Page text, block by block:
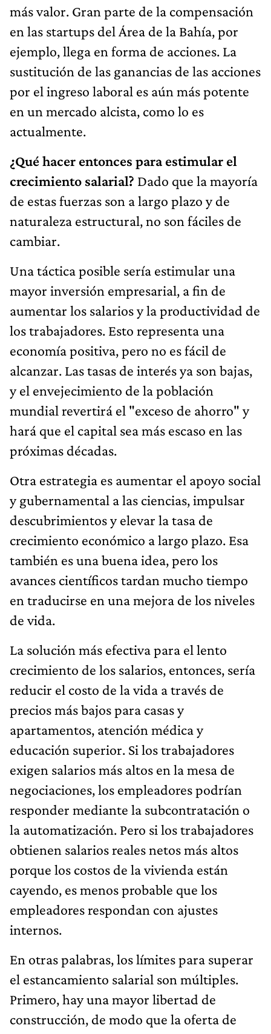
más valor. Gran parte de la compensación
en las startups del Área de la Bahía, por
ejemplo, llega en forma de acciones. La
sustitución de las ganancias de las acciones
por el ingreso laboral es aún más potente
en un mercado alcista, como lo es
actualmente.
¿Qué hacer entonces para estimular el
crecimiento salarial? Dado que la mayoría
de estas fuerzas son a largo plazo y de
naturaleza estructural, no son fáciles de
cambiar.
Una táctica posible sería estimular una
mayor inversión empresarial, a fin de
aumentar los salarios y la productividad de
los trabajadores. Esto representa una
economía positiva, pero no es fácil de
alcanzar. Las tasas de interés ya son bajas,
y el envejecimiento de la población
mundial revertirá el "exceso de ahorro" y
hará que el capital sea más escaso en las
próximas décadas.
Otra estrategia es aumentar el apoyo social
y gubernamental a las ciencias, impulsar
descubrimientos y elevar la tasa de
crecimiento económico a largo plazo. Esa
también es una buena idea, pero los
avances científicos tardan mucho tiempo
en traducirse en una mejora de los niveles
de vida.
La solución más efectiva para el lento
crecimiento de los salarios, entonces, sería
reducir el costo de la vida a través de
precios más bajos para casas y
apartamentos, atención médica y
educación superior. Si los trabajadores
exigen salarios más altos en la mesa de
negociaciones, los empleadores podrían
responder mediante la subcontratación o
la automatización. Pero si los trabajadores
obtienen salarios reales netos más altos
porque los costos de la vivienda están
cayendo, es menos probable que los
empleadores respondan con ajustes
internos.
En otras palabras, los límites para superar
el estancamiento salarial son múltiples.
Primero, hay una mayor libertad de
construcción, de modo que la oferta de